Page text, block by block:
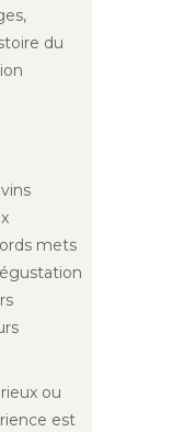
du
mets
ou
est